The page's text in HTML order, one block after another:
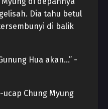
Dia tahu betul
di balik
Hua akan…” -
ucap Chung Myung